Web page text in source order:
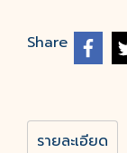
Share
รายละเอียด